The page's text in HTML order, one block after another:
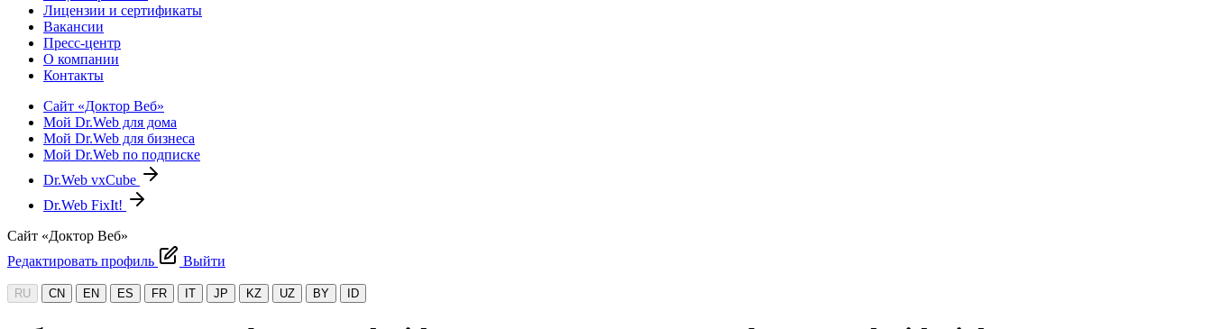
Лицензии и сертификаты
Вакансии
Пресс-центр
О компании
Контакты
Сайт «Доктор Веб»
Мой Dr.Web для дома
Мой Dr.Web для бизнеса
Мой Dr.Web по подписке
Dr.Web vxCube
Dr.Web FixIt!
Сайт «Доктор Веб»
Редактировать профиль
Выйти
RU CN EN ES FR IT JP KZ UZ BY ID